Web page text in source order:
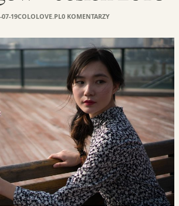
07-19COLOLOVE.PL0 KOMENTARZY